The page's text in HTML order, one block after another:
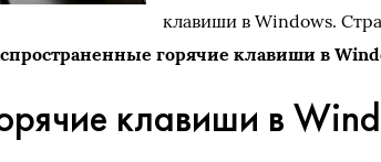
клавиши в Windows.
горячие клавиши в
клавиши в